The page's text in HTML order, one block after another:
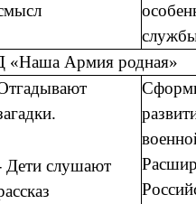
Армия родная»
Дети слушают